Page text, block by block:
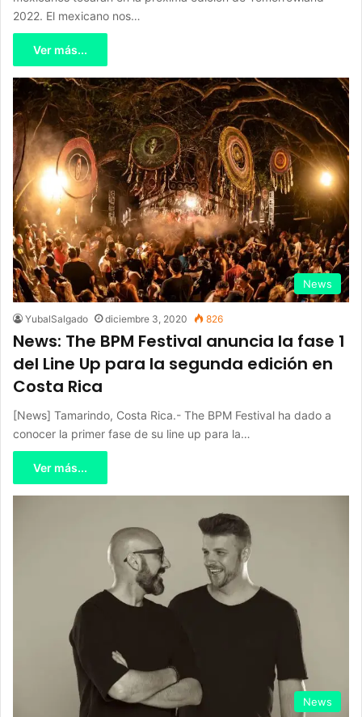
2022. El mexicano nos…
Ver más...
News
YubalSalgado diciembre 3, 2020 826
News: The BPM Festival anuncia la fase 1
del Line Up para la segunda edición en
Costa Rica
[News] Tamarindo, Costa Rica.- The BPM Festival ha dado a
conocer la primer fase de su line up para la…
Ver más...
News